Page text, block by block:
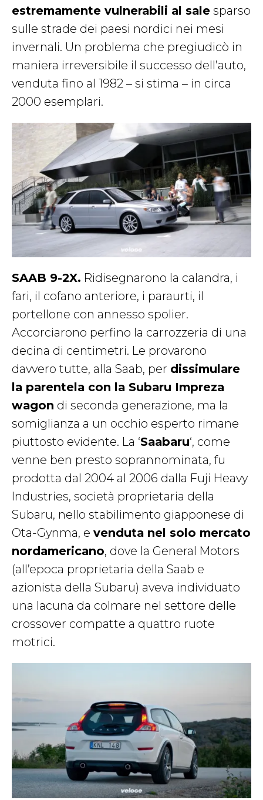
estremamente vulnerabili al sale sparso
sulle strade dei paesi nordici nei mesi
invernali. Un problema che pregiudicò in
maniera irreversibile il successo dell’auto,
venduta fino al 1982 – si stima – in circa
2000 esemplari.
SAAB 9-2X. Ridisegnarono la calandra, i
fari, il cofano anteriore, i paraurti, il
portellone con annesso spolier.
Accorciarono perfino la carrozzeria di una
decina di centimetri. Le provarono
davvero tutte, alla Saab, per dissimulare
la parentela con la Subaru Impreza
wagon di seconda generazione, ma la
somiglianza a un occhio esperto rimane
piuttosto evidente. La ‘Saabaru‘, come
venne ben presto soprannominata, fu
prodotta dal 2004 al 2006 dalla Fuji Heavy
Industries, società proprietaria della
Subaru, nello stabilimento giapponese di
Ota-Gynma, e venduta nel solo mercato
nordamericano, dove la General Motors
(all’epoca proprietaria della Saab e
azionista della Subaru) aveva individuato
una lacuna da colmare nel settore delle
crossover compatte a quattro ruote
motrici.